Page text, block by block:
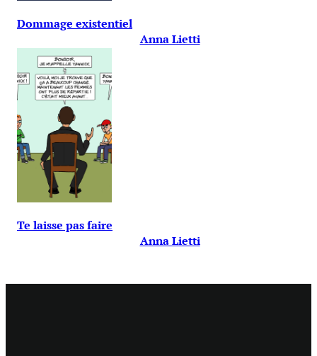
Dommage existentiel
Anna Lietti
Te laisse pas faire
Anna Lietti